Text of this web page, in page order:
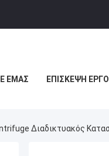
ΕΜΆΣ ΕΠΙΣΚΕΨΉ
Διαδικτυακός